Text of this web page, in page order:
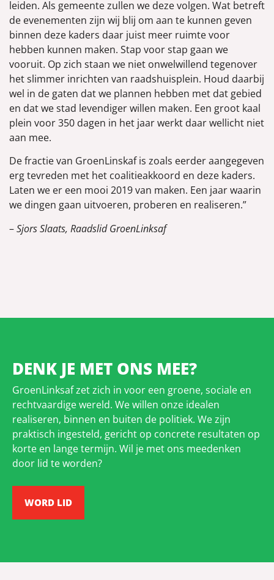
leiden. Als gemeente zullen we deze volgen. Wat betreft
de evenementen zijn wij blij om aan te kunnen geven
binnen deze kaders daar juist meer ruimte voor
hebben kunnen maken. Stap voor stap gaan we
vooruit. Op zich staan we niet onwelwillend tegenover
het slimmer inrichten van raadshuisplein. Houd daarbij
wel in de gaten dat we plannen hebben met dat gebied
en dat we stad levendiger willen maken. Een groot kaal
plein voor 350 dagen in het jaar werkt daar wellicht niet
aan mee.
De fractie van GroenLinskaf is zoals eerder aangegeven
erg tevreden met het coalitieakkoord en deze kaders.
Laten we er een mooi 2019 van maken. Een jaar waarin
we dingen gaan uitvoeren, proberen en realiseren.”
–Sjors Slaats, Raadslid GroenLinksaf
DENK JE MET ONS MEE?
GroenLinksaf zet zich in voor een groene, sociale en
rechtvaardige wereld. We willen onze idealen
realiseren, binnen en buiten de politiek. We zijn
praktisch ingesteld, gericht op concrete resultaten op
korte en lange termijn. Wil je met ons meedenken
door lid te worden?
WORD LID